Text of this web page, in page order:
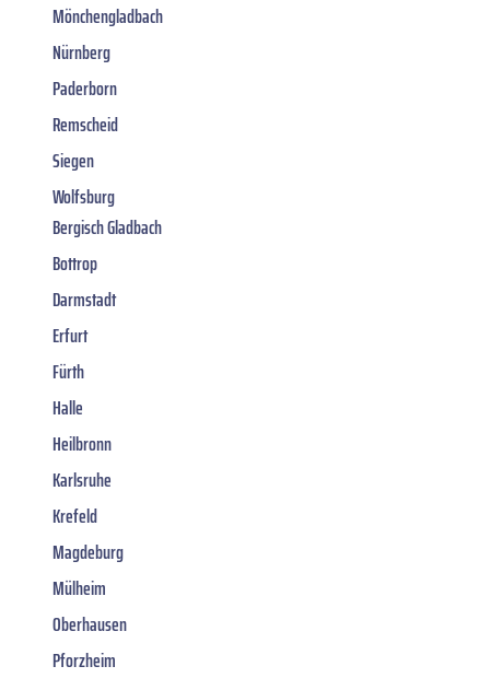
Mönchengladbach
Nürnberg
Paderborn
Remscheid
Siegen
Wolfsburg
Bergisch Gladbach
Bottrop
Darmstadt
Erfurt
Fürth
Halle
Heilbronn
Karlsruhe
Krefeld
Magdeburg
Mülheim
Oberhausen
Pforzheim